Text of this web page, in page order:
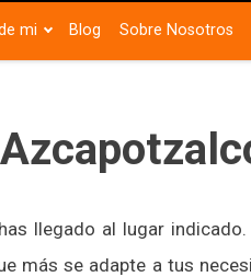
mi Blog Sobre Nosotros
llegado al lugar
más se adapte a tus